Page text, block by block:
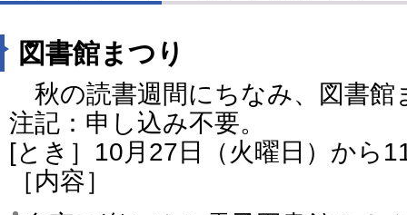
図書館まつり
秋の読書週間にちなみ、図書館
注記：申し込み不要。
[とき］10月27日（火曜日）から
［内容］